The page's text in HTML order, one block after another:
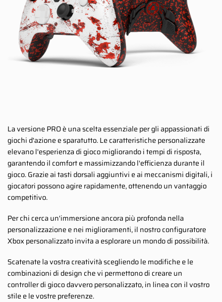
La versione PRO è una scelta essenziale per gli appassionati di
giochi d'azione e sparatutto. Le caratteristiche personalizzate
elevano l'esperienza di gioco migliorando i tempi di risposta,
garantendo il comfort e massimizzando l'efficienza durante il
gioco. Grazie ai tasti dorsali aggiuntivi e ai meccanismi digitali, i
giocatori possono agire rapidamente, ottenendo un vantaggio
competitivo.
Per chi cerca un'immersione ancora più profonda nella
personalizzazione e nei miglioramenti, il nostro configuratore
Xbox personalizzato invita a esplorare un mondo di possibilità.
Scatenate la vostra creatività scegliendo le modifiche e le
combinazioni di design che vi permettono di creare un
controller di gioco davvero personalizzato, in linea con il vostro
stile e le vostre preferenze.